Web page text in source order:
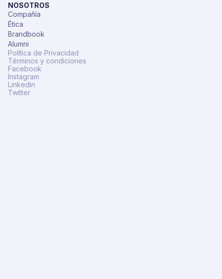
NOSOTROS
Compañía
Ética
Brandbook
Alumni
Política de Privacidad
Términos y condiciones
Facebook
Instagram
Linkedin
Twitter